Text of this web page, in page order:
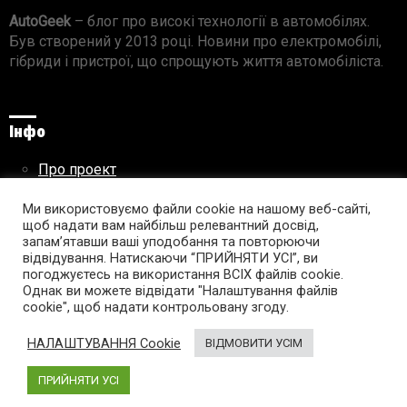
AutoGeek– блог про високі технології в автомобілях.
Був створений у 2013 році. Новини про електромобілі,
гібриди і пристрої, що спрощують життя автомобіліста.
Інфо
Про проект
Правила використання матеріалів
Підпишись на AutoGeek!
facebooktwitter instagramyoutube tumblr linkedin
Ми використовуємо файли cookie на нашому веб-сайті,
щоб надати вам найбільш релевантний досвід,
запам’ятавши ваші уподобання та повторюючи
відвідування. Натискаючи “ПРИЙНЯТИ УСІ”, ви
погоджуєтесь на використання ВСІХ файлів cookie.
Однак ви можете відвідати "Налаштування файлів
cookie", щоб надати контрольовану згоду.
НАЛАШТУВАННЯ Cookie ВІДМОВИТИ УСІМ
ПРИЙНЯТИ УСІ